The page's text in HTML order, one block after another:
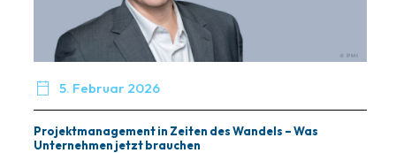
 5. Februar 2026
Projektmanagement in Zeiten des Wandels – Was
Unternehmen jetzt brauchen